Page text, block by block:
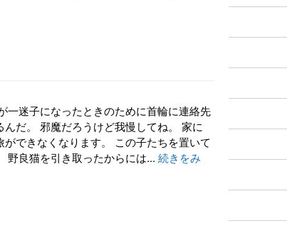
一迷子になったときのために首輪に連絡先
だ。 邪魔だろうけど我慢してね。 家に
できなくなります。 この子たちを置いて
野良猫を引き取ったからには... 続きをみ